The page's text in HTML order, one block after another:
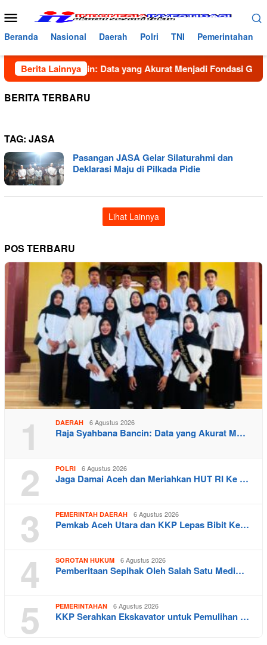
ke
konten
Menu
Mobile
Beranda Nasional Daerah Polri TNI Pemerintahan
Berita Lainnya
Bancin: Data yang Akurat Menjadi Fondasi Gerakan
BERITA TERBARU
TAG: JASA
Pasangan JASA Gelar Silaturahmi dan
Deklarasi Maju di Pilkada Pidie
Lihat Lainnya
POS TERBARU
1 DAERAH 6 Agustus 2026
Raja Syahbana Bancin: Data yang Akurat M…
2 POLRI 6 Agustus 2026
Jaga Damai Aceh dan Meriahkan HUT RI Ke …
3 PEMERINTAH DAERAH 6 Agustus 2026
Pemkab Aceh Utara dan KKP Lepas Bibit Ke…
4 SOROTAN HUKUM 6 Agustus 2026
Pemberitaan Sepihak Oleh Salah Satu Medi…
5 PEMERINTAHAN 6 Agustus 2026
KKP Serahkan Ekskavator untuk Pemulihan …